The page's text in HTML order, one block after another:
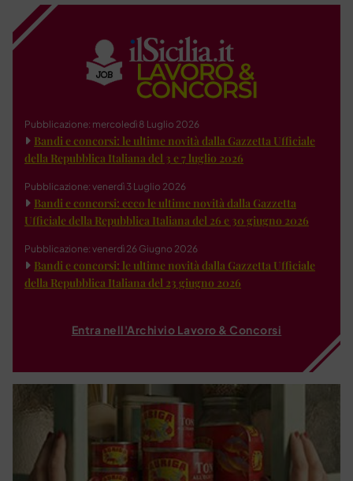
Pubblicazione: mercoledì 8 Luglio 2026
Bandi e concorsi: le ultime novità dalla Gazzetta Ufficiale
della Repubblica Italiana del 3 e 7 luglio 2026
Pubblicazione: venerdì 3 Luglio 2026
Bandi e concorsi: ecco le ultime novità dalla Gazzetta
Ufficiale della Repubblica Italiana del 26 e 30 giugno 2026
Pubblicazione: venerdì 26 Giugno 2026
Bandi e concorsi: le ultime novità dalla Gazzetta Ufficiale
della Repubblica Italiana del 23 giugno 2026
Entra nell'Archivio Lavoro & Concorsi